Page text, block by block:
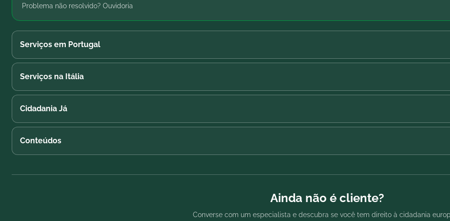
Problema não resolvido? Ouvidoria
Serviços em Portugal
Serviços na Itália
Cidadania Já
Conteúdos
Ainda não é cliente?
Converse com um especialista e descubra se você tem direito à cidadania